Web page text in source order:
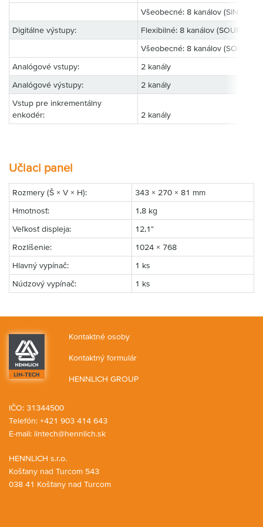
Všeobecné: 8 kanálov (SINK)
Digitálne výstupy:
Flexibilné: 8 kanálov (SOURCE)
Všeobecné: 8 kanálov (SOURCE)
Analógové vstupy:
2 kanály
Analógové výstupy:
2 kanály
Vstup pre inkrementálny
enkodér:
2 kanály
Učiaci panel
Rozmery (Š × V × H):
343 × 270 × 81 mm
Hmotnosť:
1,8 kg
Veľkosť displeja:
12,1"
Rozlíšenie:
1024 × 768
Hlavný vypínač:
1 ks
Núdzový vypínač:
1 ks
Kontaktné osoby
Kontaktný formulár
HENNLICH GROUP
HENNLICH s.r.o.
Košťany nad Turcom 543
038 41 Košťany nad Turcom
IČO: 31344500
Telefón: +421 903 414 643
E-mail: lintech@hennlich.sk